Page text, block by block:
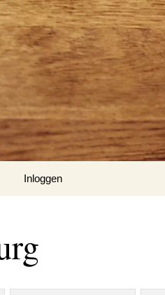
Inloggen